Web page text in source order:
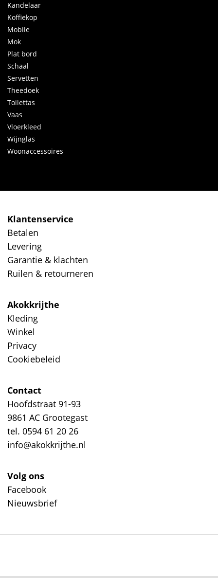
Kandelaar
Koffiekop
Mobile
Mok
Plat bord
Schaal
Servetten
Theedoek
Toilettas
Vaas
Vloerkleed
Wijnglas
Woonaccessoires
Klantenservice
Betalen
Levering
Garantie & klachten
Ruilen & retourneren
Akokkrijthe
Kleding
Winkel
Privacy
Cookiebeleid
Contact
Hoofdstraat 91-93
9861 AC Grootegast
tel. 0594 61 20 26
info@akokkrijthe.nl
Volg ons
Facebook
Nieuwsbrief